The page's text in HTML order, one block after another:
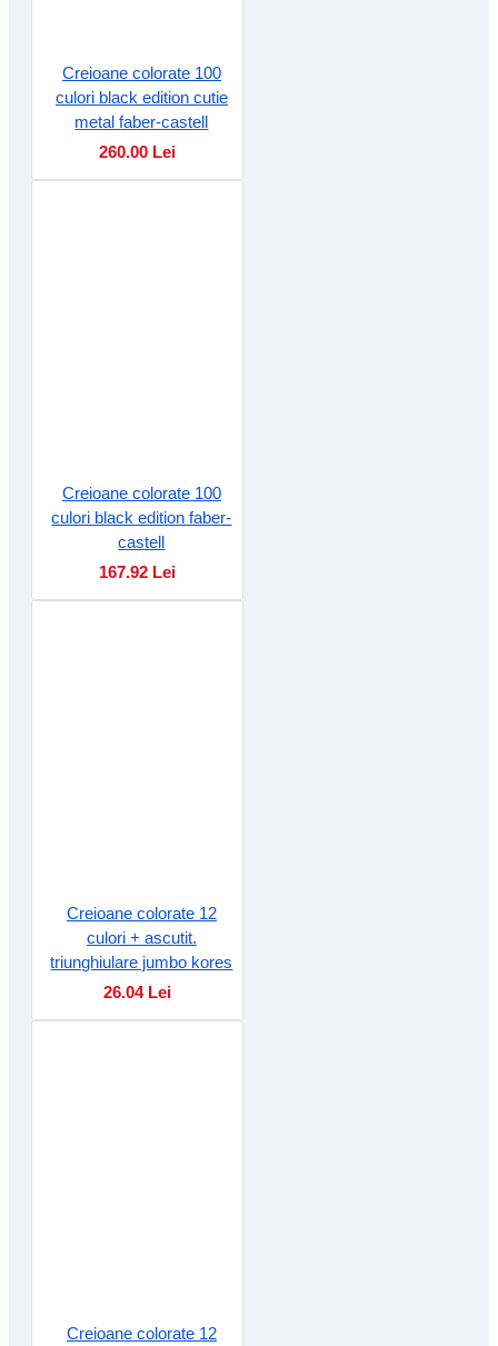
Creioane colorate 100
culori black edition cutie
metal faber-castell
260.00 Lei
Creioane colorate 100
culori black edition faber-
castell
167.92 Lei
Creioane colorate 12
culori + ascutit.
triunghiulare jumbo kores
26.04 Lei
Creioane colorate 12